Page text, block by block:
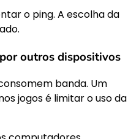
o ping. A escolha da
outros dispositivos
banda. Um
jogos é limitar o uso da